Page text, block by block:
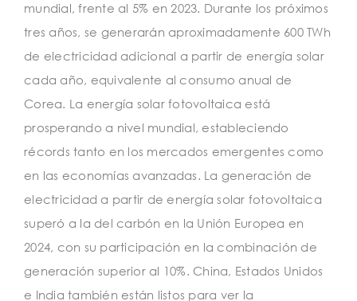
mundial, frente al 5% en 2023. Durante los próximos
tres años, se generarán aproximadamente 600 TWh
de electricidad adicional a partir de energía solar
cada año, equivalente al consumo anual de
Corea. La energía solar fotovoltaica está
prosperando a nivel mundial, estableciendo
récords tanto en los mercados emergentes como
en las economías avanzadas. La generación de
electricidad a partir de energía solar fotovoltaica
superó a la del carbón en la Unión Europea en
2024, con su participación en la combinación de
generación superior al 10%. China, Estados Unidos
e India también están listos para ver la